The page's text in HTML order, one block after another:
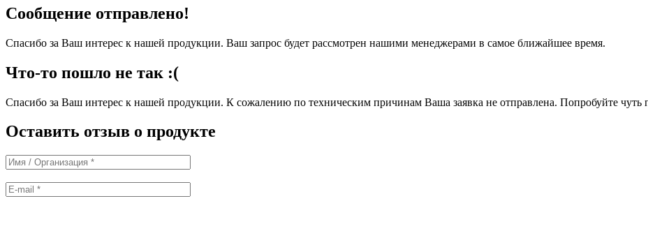
Сообщение отправлено!
Спасибо за Ваш интерес к нашей продукции. Ваш запрос будет рассмотрен нашими менеджерами в самое ближайшее время.
Что-то пошло не так :(
Спасибо за Ваш интерес к нашей продукции. К сожалению по техническим причинам Ваша заявка не отправлена. Попробуйте
Оставить отзыв о продукте